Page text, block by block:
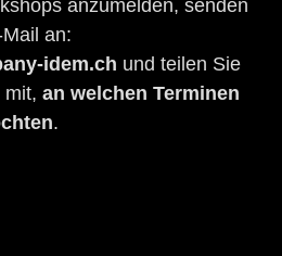
anzumelden, senden
an:
idem.ch und teilen Sie
mit, an welchen Terminen
.